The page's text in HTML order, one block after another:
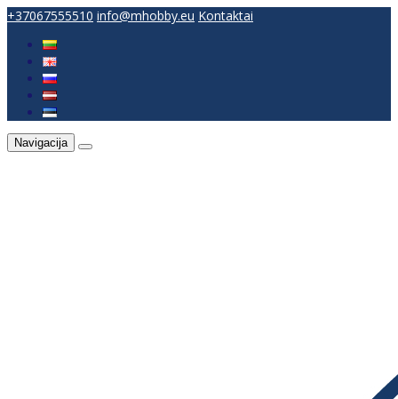
+37067555510 info@mhobby.eu Kontaktai
Navigacija